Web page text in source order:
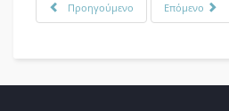
Προηγούμενο Επόμενο